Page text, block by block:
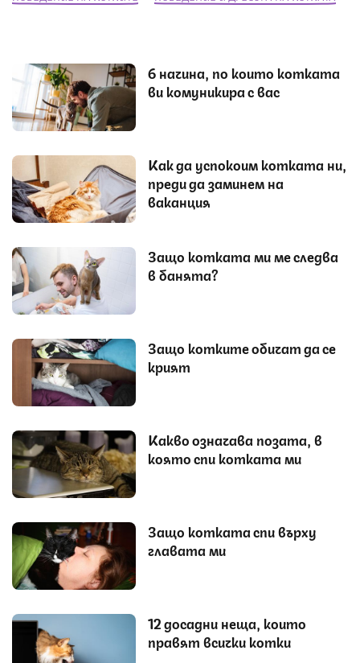
6 начина, по които котката
ви комуникира с вас
Как да успокоим котката ни,
преди да заминем на
ваканция
Защо котката ми ме следва
в банята?
Защо котките обичат да се
крият
Какво означава позата, в
която спи котката ми
Защо котката спи върху
главата ми
12 досадни неща, които
правят всички котки